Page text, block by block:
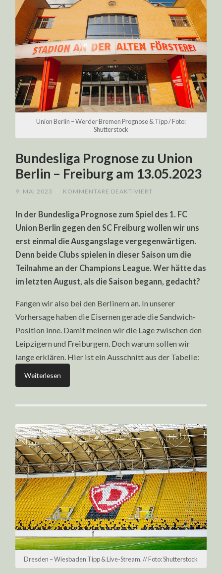
Union Berlin – Werder Bremen Prognose & Tipp / Foto:
Shutterstock
Bundesliga Prognose zu Union
Berlin – Freiburg am 13.05.2023
9. MAI 2023 KOMMENTARE DEAKTIVIERT
ZU
BERLIN
FREIBURG
13.05.2023
In der Bundesliga Prognose zum Spiel des 1. FC
Union Berlin gegen den SC Freiburg wollen wir uns
erst einmal die Ausgangslage vergegenwärtigen.
Denn beide Clubs spielen in dieser Saison um die
Teilnahme an der Champions League. Wer hätte das
im letzten August, als die Saison begann, gedacht?
Fangen wir also bei den Berlinern an. In unserer
Vorhersage haben die Eisernen gerade die Sandwich-
Position inne. Damit meinen wir die Lage zwischen den
Leipzigern und Freiburgern. Doch warum sollen wir
lange erklären. Hier ist ein Ausschnitt aus der Tabelle:
Weiterlesen
Dresden – Wiesbaden Tipp & Live-Stream. // Foto: Shutterstock